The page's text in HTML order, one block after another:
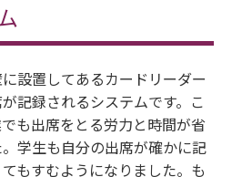
設置してあるカードリーダー
記録されるシステムです。こ
も出席をとる労力と時間が省
学生も自分の出席が確かに記
もすむようになりました。も